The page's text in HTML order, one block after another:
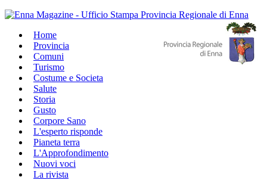
Home
Provincia
Comuni
Turismo
Costume e Societa
Salute
Storia
Gusto
Corpore Sano
L'esperto risponde
Pianeta terra
L'Approfondimento
Nuovi voci
La rivista